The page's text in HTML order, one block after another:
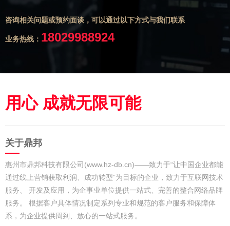
咨询相关问题或预约面谈，可以通过以下方式与我们联系
业务热线： 18029988924
用心 成就无限可能
关于鼎邦
惠州市鼎邦科技有限公司(www.hz-db.cn)——致力于“让中国企业都能
通过线上营销获取利润、成功转型”为目标的企业，致力于互联网技术
服务、 开发及应用，为企事业单位提供一站式、完善的整合网络品牌
服务。 根据客户具体情况制定系列专业和规范的客户服务和保障体
系，为企业提供周到、放心的一站式服务。